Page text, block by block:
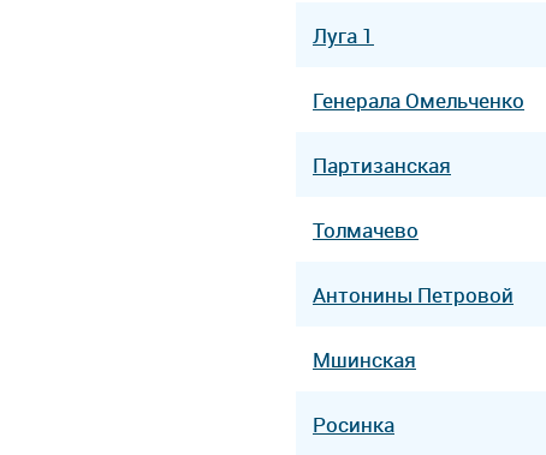
Луга 1
Генерала Омельченко
Партизанская
Толмачево
Антонины Петровой
Мшинская
Росинка